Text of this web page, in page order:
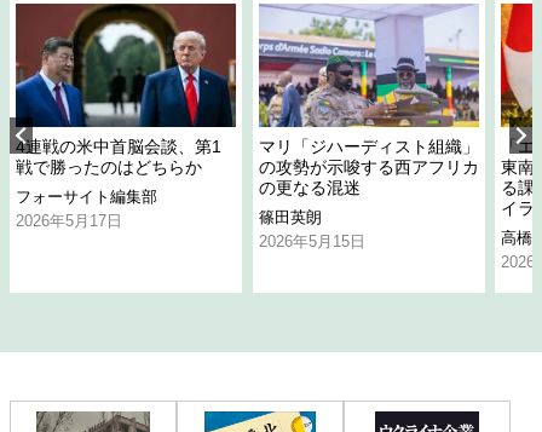
4連戦の米中首脳会談、第1
戦で勝ったのはどちらか
フォーサイト編集部
2026年5月17日
マリ「ジハーディスト組織」
の攻勢が示唆する西アフリカ
の更なる混迷
篠田英朗
2026年5月15日
「
東南
る課
イラ
高橋
2026